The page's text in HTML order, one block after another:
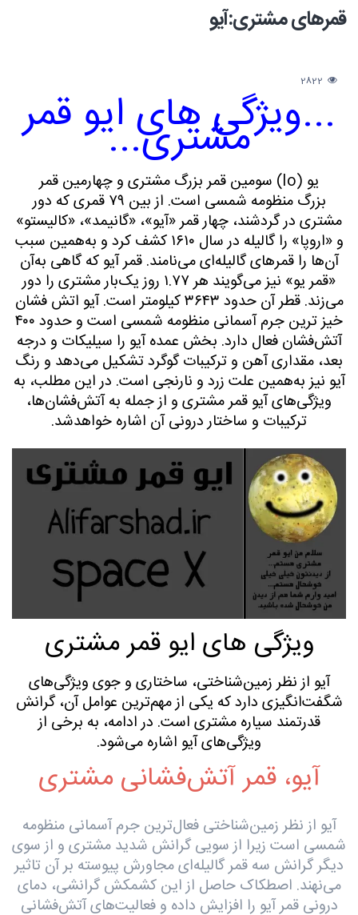
قمرهای مشتری:آیو
...ویژگی های ایو قمر
مشتری...
یو (Io) سومین قمر بزرگ مشتری و چهارمین قمر
بزرگ منظومه شمسی
است. از بین ۷۹ قمری که دور
مشتری در گردشند، چهار قمر «آیو»، «گانیمد»، «کالیستو»
و «اروپا
» را گالیله در سال ۱۶۱۰ کشف کرد و به‌همین سبب
آن‌ها را قمرهای گالیله‌ای می‌نامند. قمر آیو که گاهی به‌آن‌
«قمر یو» نیز می‌گویند هر ۱.۷۷ روز یک‌بار مشتری را دور
می‌زند. قطر آن حدود ۳۶۴۳ کیلومتر است. آیو اتش فشان
خیز ترین
جرم آسمانی منظومه شمسی است و حدود ۴۰۰
آتش‌فشان فعال دارد. بخش عمده آیو را سیلیکات و درجه
بعد، مقداری آهن و ترکیبات گوگرد تشکیل می‌دهد و رنگ
آیو نیز به‌همین علت زرد و نارنجی است. در این مطلب، به
ویژگی‌های آیو قمر مشتری و از جمله به آتش‌فشان‌ها،
ترکیبات و ساختار درونی آن اشاره خواهدشد.
ویژگی های ایو قمر مشتری
آیو از نظر زمین‌شناختی، ساختاری و جوی ویژگی‌های
شگفت‌انگیزی دارد که یکی از مهم‌ترین عوامل آن، گرانش
قدرتمند سیاره مشتری است. در ادامه، به برخی از
ویژگی‌های آیو اشاره می‌شود.
آیو، قمر آتش‌فشانی مشتری
آیو از نظر زمین‌شناختی فعال‌ترین جرم آسمانی منظومه
شمسی است زیرا از سویی گرانش شدید مشتری و از سوی
دیگر گرانش سه قمر گالیله‌ای مجاورش پیوسته بر آن تاثیر
می‌نهند. اصطکاک حاصل از این کشمکش گرانشی، دمای
درونی قمر آیو را افزایش داده و فعالیت‌های آتش‌فشانی